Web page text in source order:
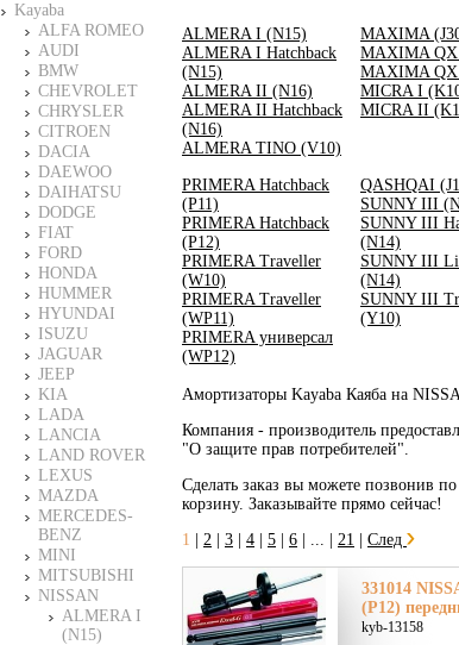
Kayaba
ALFA ROMEO
AUDI
BMW
CHEVROLET
CHRYSLER
CITROEN
DACIA
DAEWOO
DAIHATSU
DODGE
FIAT
FORD
HONDA
HUMMER
HYUNDAI
ISUZU
JAGUAR
JEEP
KIA
LADA
LANCIA
LAND ROVER
LEXUS
MAZDA
MERCEDES-
BENZ
MINI
MITSUBISHI
NISSAN
ALMERA I
(N15)
ALMERA I (N15)
ALMERA I Hatchback
(N15)
ALMERA II (N16)
ALMERA II Hatchback
(N16)
ALMERA TINO (V10)
MAXIMA
MAXIMA
MAXIMA
MICRA I
MICRA II
PRIMERA Hatchback
(P11)
PRIMERA Hatchback
(P12)
PRIMERA Traveller
(W10)
PRIMERA Traveller
(WP11)
PRIMERA универсал
(WP12)
QASHQAI
SUNNY III
SUNNY III
(N14)
SUNNY III
(N14)
SUNNY III
(Y10)
Амортизаторы Kayaba Каяба на
Компания - производитель
"О защите прав потребителей".
Сделать заказ вы можете позвонив
корзину. Заказывайте прямо сейчас!
1
2 3 4 5 6 ... | 21 След
331014
(P12)
kyb-13158